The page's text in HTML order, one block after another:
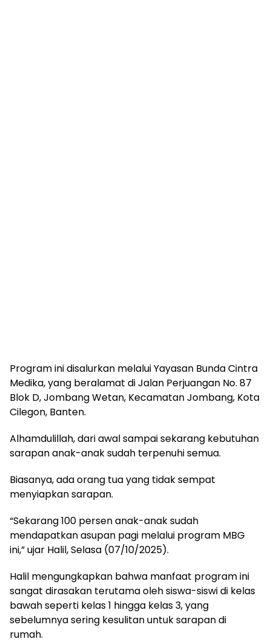
Program ini disalurkan melalui Yayasan Bunda Cintra
Medika, yang beralamat di Jalan Perjuangan No. 87
Blok D, Jombang Wetan, Kecamatan Jombang, Kota
Cilegon, Banten.
Alhamdulillah, dari awal sampai sekarang kebutuhan
sarapan anak-anak sudah terpenuhi semua.
Biasanya, ada orang tua yang tidak sempat
menyiapkan sarapan.
“Sekarang 100 persen anak-anak sudah
mendapatkan asupan pagi melalui program MBG
ini,” ujar Halil, Selasa (07/10/2025).
Halil mengungkapkan bahwa manfaat program ini
sangat dirasakan terutama oleh siswa-siswi di kelas
bawah seperti kelas 1 hingga kelas 3, yang
sebelumnya sering kesulitan untuk sarapan di
rumah.